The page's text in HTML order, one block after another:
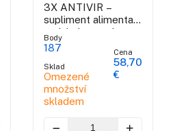
3X ANTIVIR –
supliment alimentar
antiviral cu actiune
rapida
Body
187
Sklad
Omezené
množství
skladem
Cena
58,70
€